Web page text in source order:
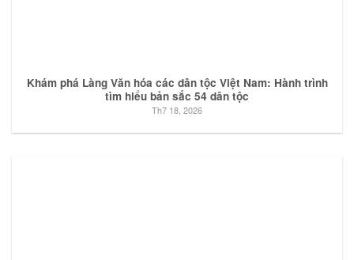
Khám phá Làng Văn hóa các dân tộc Việt Nam: Hành trình
tìm hiểu bản sắc 54 dân tộc
Th7 18, 2026